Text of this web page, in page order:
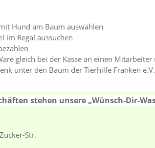
Hund am Baum auswählen
im Regal aussuchen
gleich bei der Kasse an einen Mitarbeiter
unter den Baum der Tierhilfe Franken
stehen unsere „Wünsch-Dir-
Str.